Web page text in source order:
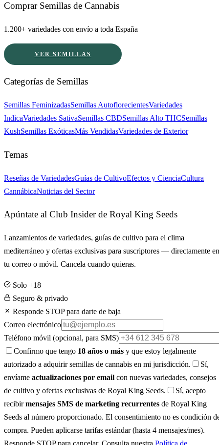
Comprar Semillas de Cannabis
1.200+ variedades con envío a toda España
VER SEMILLAS
Categorías de Semillas
Semillas FeminizadasSemillas AutoflorecientesVariedades
IndicaVariedades SativaSemillas CBDSemillas Alto THCSemillas
KushSemillas ExóticasMás VendidasVariedades de Exterior
Temas
Reseñas de VariedadesGuías de CultivoEfectos y CienciaCultura
CannábicaNoticias del Sector
Apúntate al Club Insider de Royal King Seeds
Lanzamientos de variedades, guías de cultivo para el clima
mediterráneo y ofertas exclusivas para suscriptores — directamente en
tu correo o móvil. Cancela cuando quieras.
Solo +18
Seguro & privado
Responde STOP para darte de baja
Correo electrónico
Teléfono móvil (opcional, para SMS)
Confirmo que tengo 18 años o más y que estoy legalmente
autorizado a adquirir semillas de cannabis en mi jurisdicción.
Sí,
envíame actualizaciones por email con nuevas variedades, consejos
de cultivo y ofertas exclusivas de Royal King Seeds.
Sí, acepto
recibirmensajes SMS de marketing recurrentes de Royal King
Seeds al número proporcionado. El consentimiento no es condición
compra. Pueden aplicarse tarifas estándar (hasta 4 mensajes/mes).
Responde STOP para cancelar. Consulta nuestra Política de